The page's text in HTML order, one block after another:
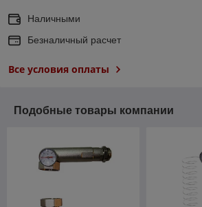
Наличными
Безналичный расчет
Все условия оплаты
Подобные товары компании